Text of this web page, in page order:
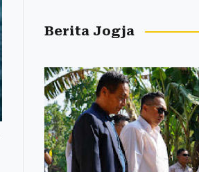
Berita Jogja